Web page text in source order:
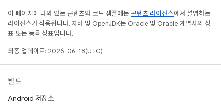
이 페이지에 나와 있는 콘텐츠와 코드 샘플에는 콘텐츠 라이선스에서 설명하는
라이선스가 적용됩니다. 자바 및 OpenJDK는 Oracle 및 Oracle 계열사의 상
표 또는 등록 상표입니다.
최종 업데이트: 2026-06-18(UTC)
빌드
Android 저장소